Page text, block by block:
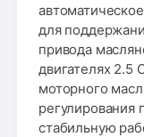
для
привода
двигателях 2.5
моторного
стабильную